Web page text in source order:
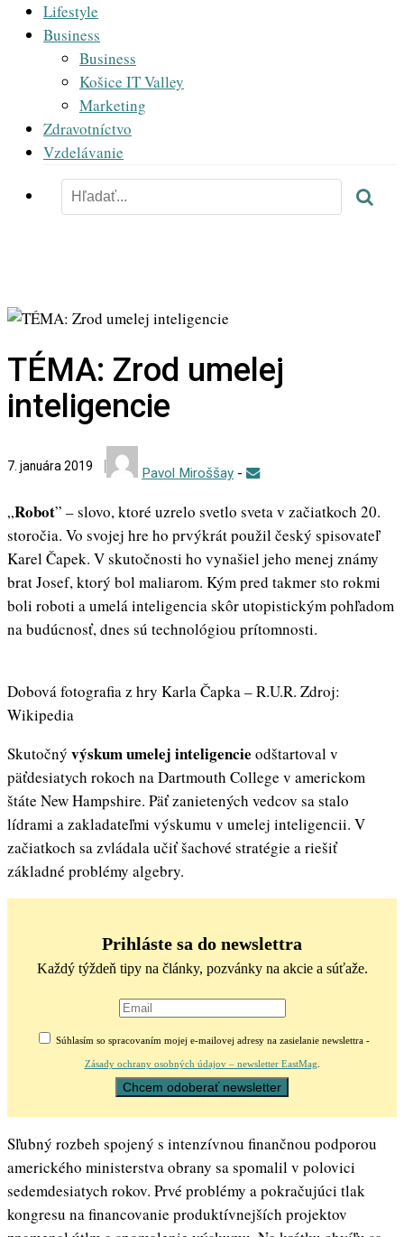
Lifestyle
Business
Business
Košice IT Valley
Marketing
Zdravotníctvo
Vzdelávanie
TÉMA: Zrod umelej
inteligencie
7. januára 2019 Pavol Miroššay -
„Robot” – slovo, ktoré uzrelo svetlo sveta v začiatkoch 20.
storočia. Vo svojej hre ho prvýkrát použil český spisovateľ
Karel Čapek. V skutočnosti ho vynašiel jeho menej známy
brat Josef, ktorý bol maliarom. Kým pred takmer sto rokmi
boli roboti a umelá inteligencia skôr utopistickým pohľadom
na budúcnosť, dnes sú technológiou prítomnosti.
Dobová fotografia z hry Karla Čapka – R.U.R. Zdroj:
Wikipedia
Skutočný výskum umelej inteligencie odštartoval v
päťdesiatych rokoch na Dartmouth College v americkom
štáte New Hampshire. Päť zanietených vedcov sa stalo
lídrami a zakladateľmi výskumu v umelej inteligencii. V
začiatkoch sa zvládala učiť šachové stratégie a riešiť
základné problémy algebry.
Prihláste sa do newslettra
Každý týždeň tipy na články, pozvánky na akcie a súťaže.
Súhlasím so spracovaním mojej e-mailovej adresy na zasielanie newslettra -
Zásady ochrany osobných údajov – newsletter EastMag
Sľubný rozbeh spojený s intenzívnou finančnou podporou
amerického ministerstva obrany sa spomalil v polovici
sedemdesiatych rokov. Prvé problémy a pokračujúci tlak
kongresu na financovanie produktívnejších projektov